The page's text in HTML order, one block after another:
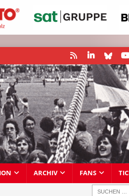
ARCHIV FANS